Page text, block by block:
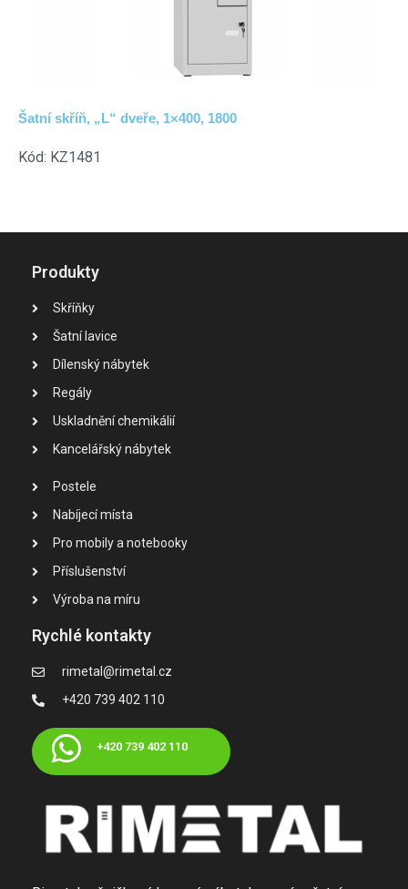
Šatní skříň, „L“ dveře, 1×400, 1800
Kód: KZ1481
Produkty
Skříňky
Šatní lavice
Dílenský nábytek
Regály
Uskladnění chemikálií
Kancelářský nábytek
Postele
Nabíjecí místa
Pro mobily a notebooky
Příslušenství
Výroba na míru
Rychlé kontakty
rimetal@rimetal.cz
+420 739 402 110
+420 739 402 110